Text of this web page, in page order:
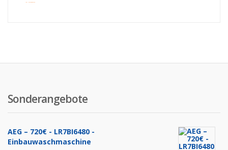
inkl. Versandkosten
Sonderangebote
AEG – 720€ - LR7BI6480 -
Einbauwaschmaschine